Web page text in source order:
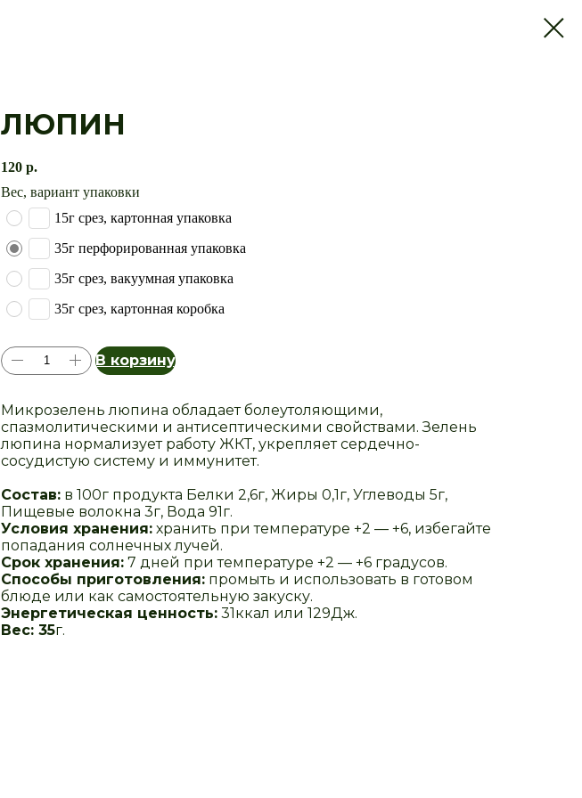
ЛЮПИН
120 р.
Вес, вариант упаковки
15г срез, картонная упаковка
35г перфорированная упаковка
35г срез, вакуумная упаковка
35г срез, картонная коробка
В корзину
Микрозелень люпина обладает болеутоляющими,
спазмолитическими и антисептическими свойствами. Зелень
люпина нормализует работу ЖКТ, укрепляет сердечно-
сосудистую систему и иммунитет.
Состав: в 100г продукта Белки 2,6г, Жиры 0,1г, Углеводы 5г,
Пищевые волокна 3г, Вода 91г.
Условия хранения: хранить при температуре +2 — +6, избегайте
попадания солнечных лучей.
Срок хранения: 7 дней при температуре +2 — +6 градусов.
Способы приготовления: промыть и использовать в готовом
блюде или как самостоятельную закуску.
Энергетическая ценность: 31ккал или 129Дж.
Вес: 35г.